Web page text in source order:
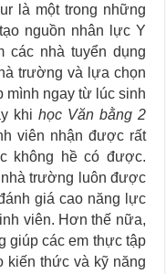
là một trong những
nguồn nhân lực Y
các nhà tuyển dụng
trường và lựa chọn
mình ngay từ lúc sinh
khi học Văn bằng 2
viên nhận được rất
không hề có được.
trường luôn được
giá cao năng lực
viên. Hơn thế nữa,
giúp các em thực tập
kiến thức và kỹ năng